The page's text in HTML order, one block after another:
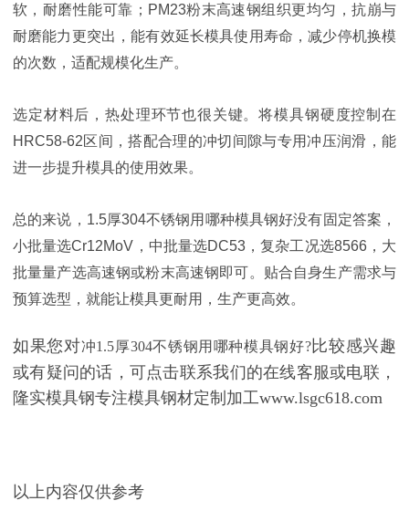
软，耐磨性能可靠；PM23粉末高速钢组织更均匀，抗崩与
耐磨能力更突出，能有效延长模具使用寿命，减少停机换模
的次数，适配规模化生产。
选定材料后，热处理环节也很关键。将模具钢硬度控制在
HRC58-62区间，搭配合理的冲切间隙与专用冲压润滑，能
进一步提升模具的使用效果。
总的来说，1.5厚304不锈钢用哪种模具钢好没有固定答案，
小批量选Cr12MoV，中批量选DC53，复杂工况选8566，大
批量量产选高速钢或粉末高速钢即可。贴合自身生产需求与
预算选型，就能让模具更耐用，生产更高效。
如果您对冲1.5厚304不锈钢用哪种模具钢好?比较感兴趣
或有疑问的话，可点击联系我们的在线客服或电联，
隆实模具钢专注模具钢材定制加工www.lsgc618.com
以上内容仅供参考